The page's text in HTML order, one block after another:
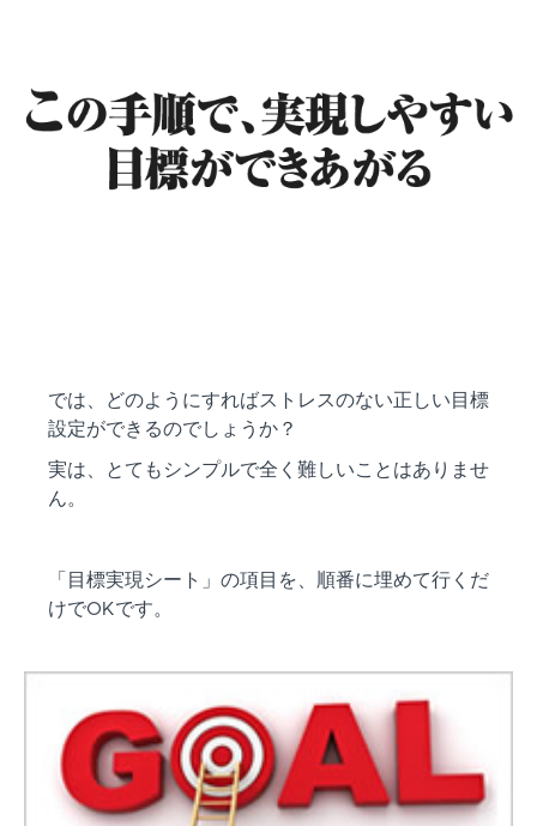
では、どのようにすればストレスのない正しい目標
設定ができるのでしょうか？
実は、とてもシンプルで全く難しいことはありませ
ん。
「目標実現シート」の項目を、順番に埋めて行くだ
けでOKです。